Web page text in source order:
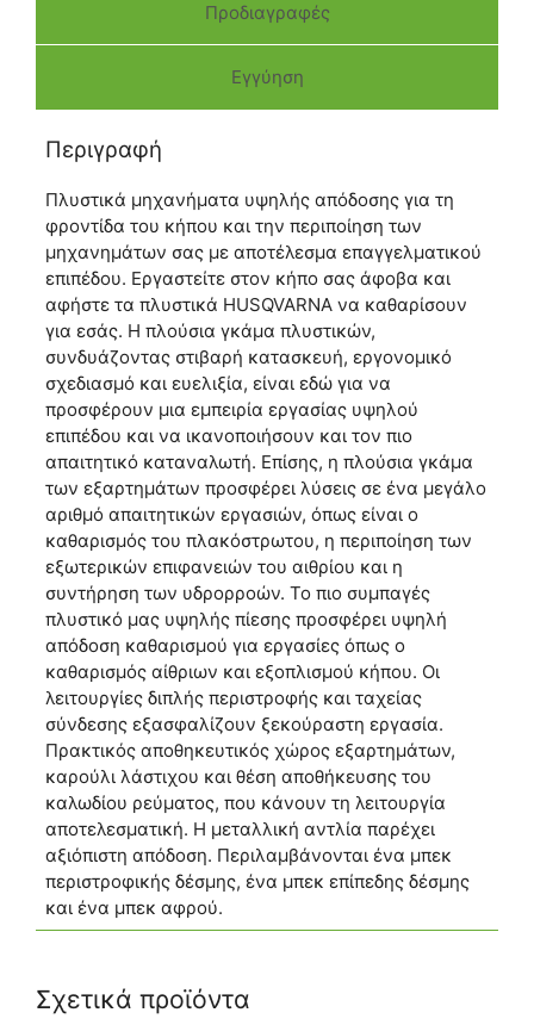
Προδιαγραφές
Εγγύηση
Περιγραφή
Πλυστικά μηχανήματα υψηλής απόδοσης για τη
φροντίδα του κήπου και την περιποίηση των
μηχανημάτων σας με αποτέλεσμα επαγγελματικού
επιπέδου. Εργαστείτε στον κήπο σας άφοβα και
αφήστε τα πλυστικά HUSQVARNA να καθαρίσουν
για εσάς. Η πλούσια γκάμα πλυστικών,
συνδυάζοντας στιβαρή κατασκευή, εργονομικό
σχεδιασμό και ευελιξία, είναι εδώ για να
προσφέρουν μια εμπειρία εργασίας υψηλού
επιπέδου και να ικανοποιήσουν και τον πιο
απαιτητικό καταναλωτή. Επίσης, η πλούσια γκάμα
των εξαρτημάτων προσφέρει λύσεις σε ένα μεγάλο
αριθμό απαιτητικών εργασιών, όπως είναι ο
καθαρισμός του πλακόστρωτου, η περιποίηση των
εξωτερικών επιφανειών του αιθρίου και η
συντήρηση των υδρορροών. Το πιο συμπαγές
πλυστικό μας υψηλής πίεσης προσφέρει υψηλή
απόδοση καθαρισμού για εργασίες όπως ο
καθαρισμός αίθριων και εξοπλισμού κήπου. Οι
λειτουργίες διπλής περιστροφής και ταχείας
σύνδεσης εξασφαλίζουν ξεκούραστη εργασία.
Πρακτικός αποθηκευτικός χώρος εξαρτημάτων,
καρούλι λάστιχου και θέση αποθήκευσης του
καλωδίου ρεύματος, που κάνουν τη λειτουργία
αποτελεσματική. Η μεταλλική αντλία παρέχει
αξιόπιστη απόδοση. Περιλαμβάνονται ένα μπεκ
περιστροφικής δέσμης, ένα μπεκ επίπεδης δέσμης
και ένα μπεκ αφρού.
Σχετικά προϊόντα